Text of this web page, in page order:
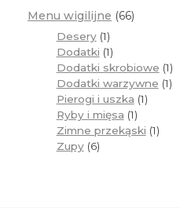
Menu wigilijne 66
Desery 1
Dodatki 1
Dodatki skrobiowe 1
Dodatki warzywne 1
Pierogi i uszka 1
Ryby i mięsa 1
Zimne przekąski 1
Zupy 6